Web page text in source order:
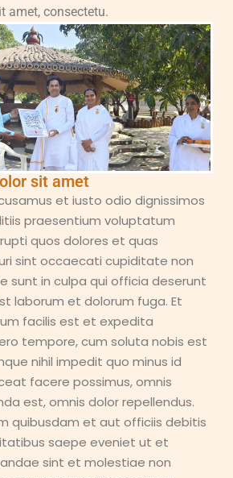
amet, consectetu.
sit amet
et iusto odio dignissimos
praesentium voluptatum
quos dolores et quas
sint occaecati cupiditate non
sunt in culpa qui officia deserunt
laborum et dolorum fuga. Et
facilis est et expedita
tempore, cum soluta nobis est
nihil impedit quo minus id
facere possimus, omnis
est, omnis dolor repellendus.
quibusdam et aut officiis debitis
saepe eveniet ut et
sint et molestiae non